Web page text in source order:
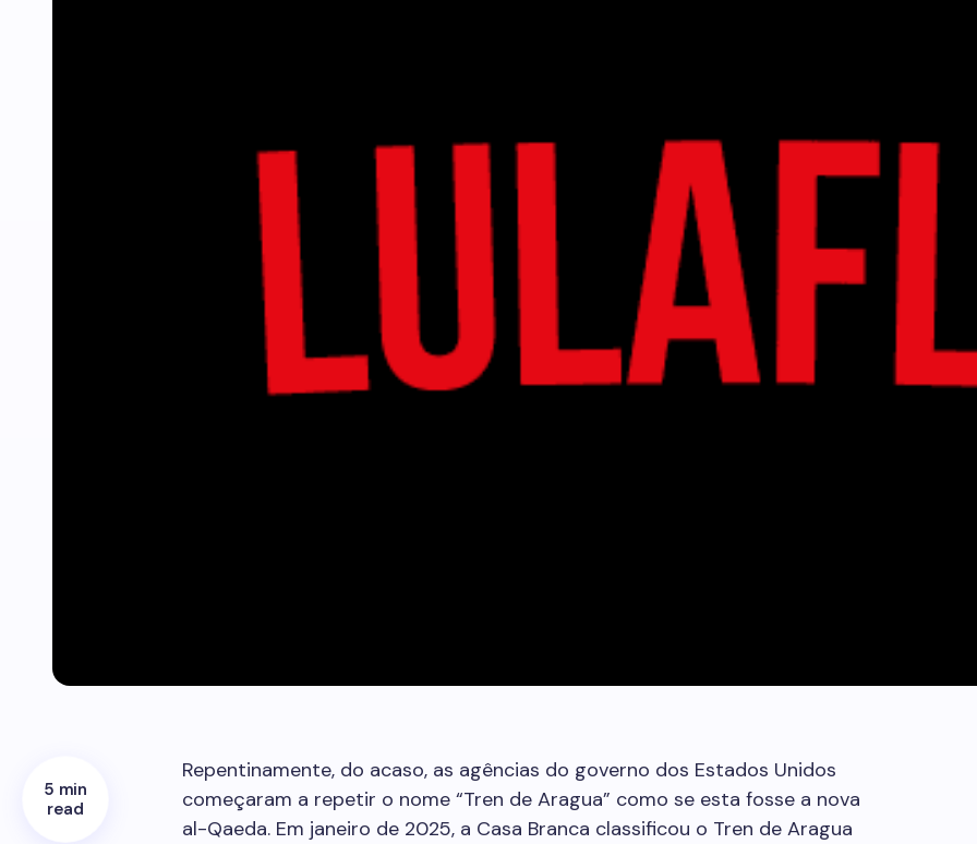
5 min
read
Repentinamente, do acaso, as agências do governo dos Estados Unidos
começaram a repetir o nome “Tren de Aragua” como se esta fosse a nova
al-Qaeda. Em janeiro de 2025, a Casa Branca classificou o Tren de Aragua